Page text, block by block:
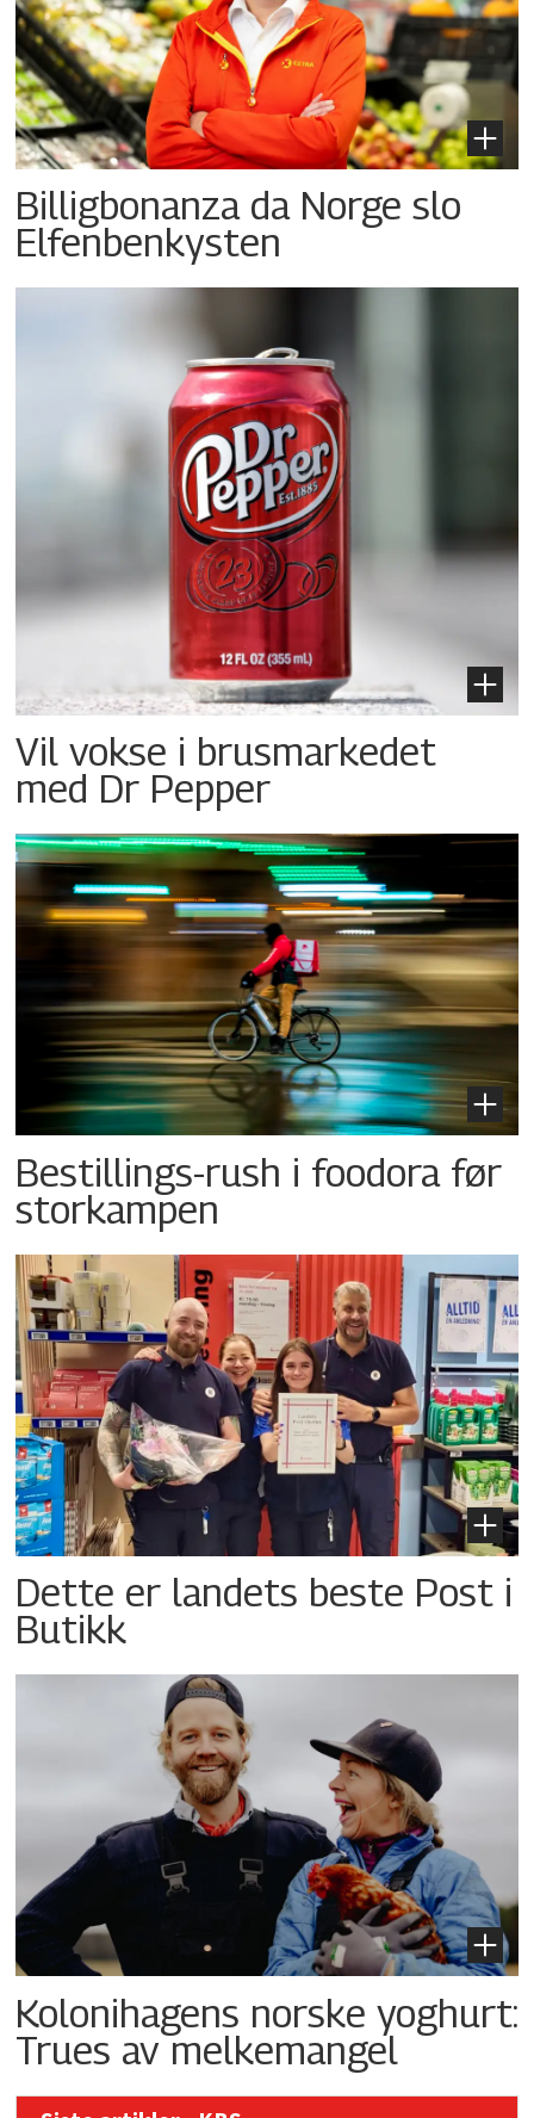
Billigbonanza da Norge slo
Elfenbenkysten
Vil vokse i brusmarkedet
med Dr Pepper
Bestillings-rush i foodora før
storkampen
Dette er landets beste Post i
Butikk
Kolonihagens norske yoghurt:
Trues av melkemangel